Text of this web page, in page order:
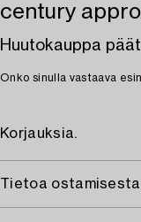
century
Huutokauppa
Onko sinulla vastaava
Korjauksia.
Tietoa ostamisesta